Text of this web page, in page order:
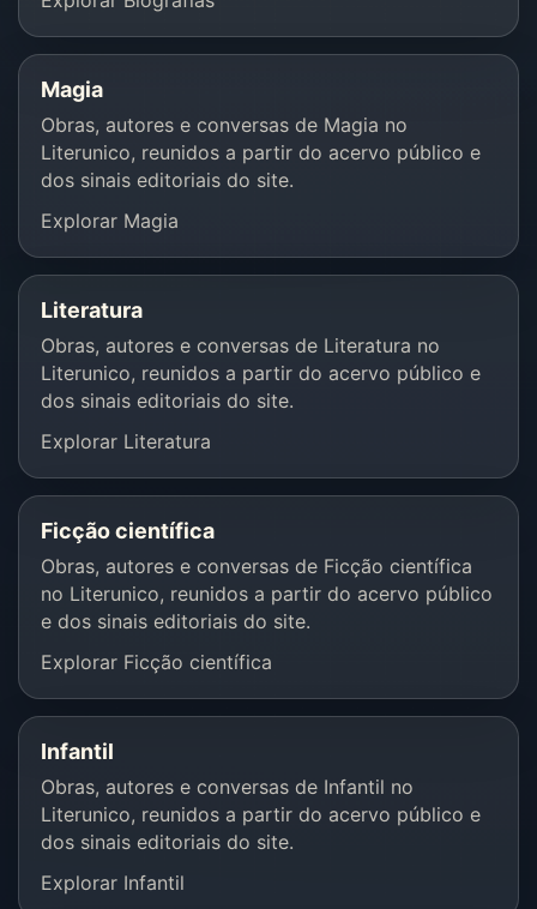
Magia
Obras, autores e conversas de Magia no
Literunico, reunidos a partir do acervo público e
dos sinais editoriais do site.
Explorar Magia
Literatura
Obras, autores e conversas de Literatura no
Literunico, reunidos a partir do acervo público e
dos sinais editoriais do site.
Explorar Literatura
Ficção científica
Obras, autores e conversas de Ficção científica
no Literunico, reunidos a partir do acervo público
e dos sinais editoriais do site.
Explorar Ficção científica
Infantil
Obras, autores e conversas de Infantil no
Literunico, reunidos a partir do acervo público e
dos sinais editoriais do site.
Explorar Infantil